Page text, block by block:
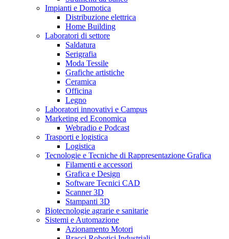
Impianti e Domotica
Distribuzione elettrica
Home Building
Laboratori di settore
Saldatura
Serigrafia
Moda Tessile
Grafiche artistiche
Ceramica
Officina
Legno
Laboratori innovativi e Campus
Marketing ed Economica
Webradio e Podcast
Trasporti e logistica
Logistica
Tecnologie e Tecniche di Rappresentazione Grafica
Filamenti e accessori
Grafica e Design
Software Tecnici CAD
Scanner 3D
Stampanti 3D
Biotecnologie agrarie e sanitarie
Sistemi e Automazione
Azionamento Motori